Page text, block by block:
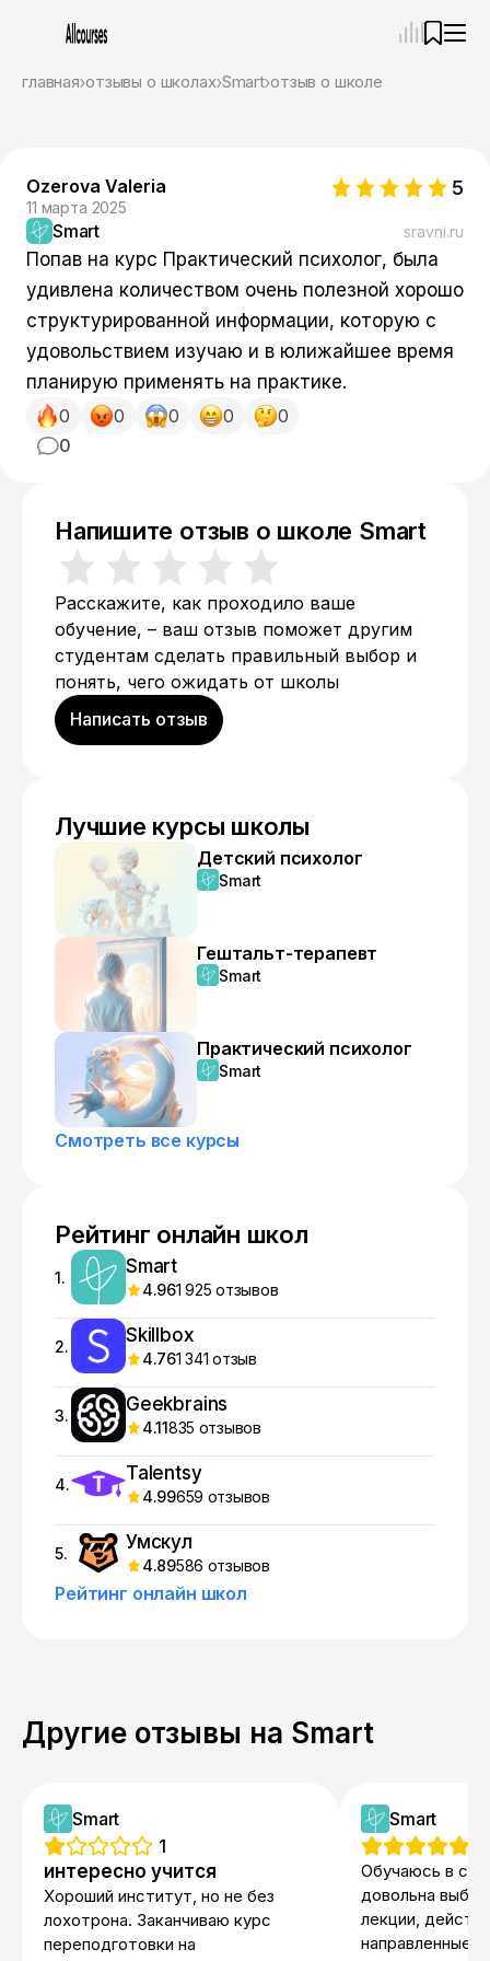
главная отзывы о школах Smart отзыв о школе
Ozerova Valeria
11 марта 2025
5
Smart sravni.ru
Попав на курс Практический психолог, была
удивлена количеством очень полезной хорошо
структурированной информации, которую с
удовольствием изучаю и в юлижайшее время
планирую применять на практике.
0
0 0 0 0 0
Напишите отзыв о школе Smart
Расскажите, как проходило ваше
обучение, – ваш отзыв поможет другим
студентам сделать правильный выбор и
понять, чего ожидать от школы
Написать отзыв
Лучшие курсы школы
Детский психолог
Smart
Гештальт-терапевт
Smart
Практический психолог
Smart
Смотреть все курсы
Рейтинг онлайн школ
1.
Smart
4.961 925 отзывов
2.
Skillbox
4.761 341 отзыв
3.
Geekbrains
4.11835 отзывов
4.
Talentsy
4.99659 отзывов
5.
Умскул
4.89586 отзывов
Рейтинг онлайн школ
Другие отзывы на Smart
Smart
1
интересно учится
Хороший институт, но не без
лохотрона. Заканчиваю курс
переподготовки на
Smart
Обучаюсь в
довольна
лекции,
направленные
курсы, которые соответствует именно вашим
целям.
Пожалуйста, ответьте на несколько вопросов,
чтобы начать.